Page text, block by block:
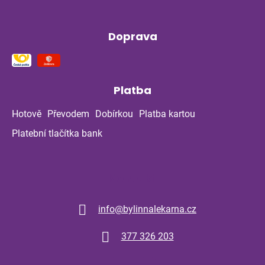
Doprava
Platba
Hotově Převodem Dobírkou
Platba kartou
Platební tlačítka bank
info@bylinnalekarna.cz
377 326 203